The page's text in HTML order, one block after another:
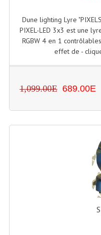
Dune lighting Lyre
PIXEL-LED 3x3 est une
RGBW 4 en 1
effet de -
1,099.00E 689.00E